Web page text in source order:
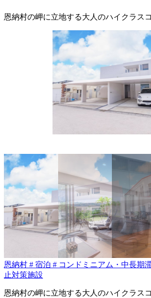
恩納村の岬に立地する大人のハイクラス
恩納村 # 宿泊 # コンドミニアム・中長期
止対策施設
恩納村の岬に立地する大人のハイクラス